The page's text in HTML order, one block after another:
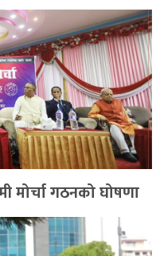
मोर्चा गठनको घोषणा